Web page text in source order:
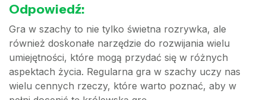
Odpowiedź:
Gra w szachy to nie tylko świetna rozrywka, ale
również doskonałe narzędzie do rozwijania wielu
umiejętności, które mogą przydać się w różnych
aspektach życia. Regularna gra w szachy uczy nas
wielu cennych rzeczy, które warto poznać, aby w